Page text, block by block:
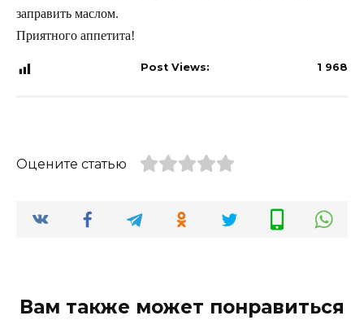
заправить маслом.
Приятного аппетита!
Post Views: 1 968
Оцените статью
Вам также может понравиться